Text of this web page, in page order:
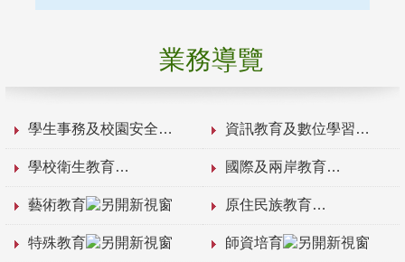
業務導覽
學生事務及校園安全 資訊教育及數位學習
學校衛生教育 國際及兩岸教育
藝術教育 原住民族教育
特殊教育 師資培育